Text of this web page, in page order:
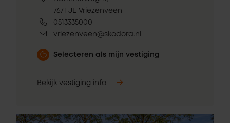
7671 JE Vriezenveen
0513335000
vriezenveen@skodora.nl
Selecteren als mijn vestiging
Bekijk vestiging info